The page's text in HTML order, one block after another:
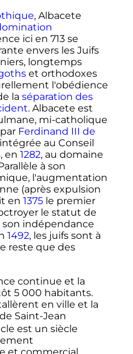
, Albacete
ici en 713 se
envers les Juifs
longtemps
et orthodoxes
l'obédience
la séparation des
. Albacete est
mi-catholique
par Ferdinand III de
au Conseil
en 1282, au domaine
à son
l'augmentation
(après expulsion
en 1375le premier
le statut de
son indépendance
1492, les juifs sont à
reste que des
continue et la
5 000 habitants.
en ville et la
Saint-Jean
est un siècle